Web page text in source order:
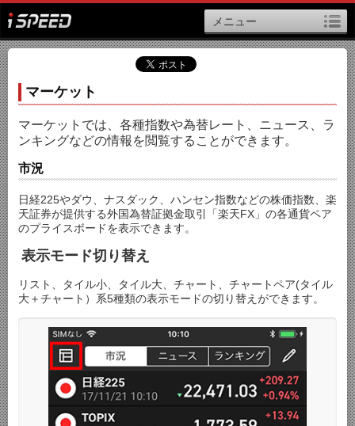
メニュー
マーケット
マーケットでは、各種指数や為替レート、ニュース、ラ
ンキングなどの情報を閲覧することができます。
市況
日経225やダウ、ナスダック、ハンセン指数などの株価指数、楽
天証券が提供する外国為替証拠金取引「楽天FX」の各通貨ペア
のプライスボードを表示できます。
表示モード切り替え
リスト、タイル小、タイル大、チャート、チャートペア(タイル
大＋チャート）系5種類の表示モードの切り替えができます。